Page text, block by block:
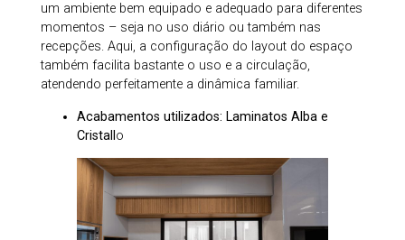
um ambiente bem equipado e adequado para diferentes
momentos – seja no uso diário ou também nas
recepções. Aqui, a configuração do layout do espaço
também facilita bastante o uso e a circulação,
atendendo perfeitamente a dinâmica familiar.
Acabamentos utilizados: Laminatos Alba e
Cristall o